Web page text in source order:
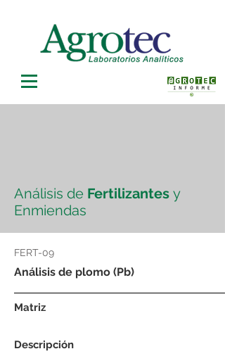
Análisis de Fertilizantes y
Enmiendas
FERT-09
Análisis de plomo (Pb)
Matriz
Descripción